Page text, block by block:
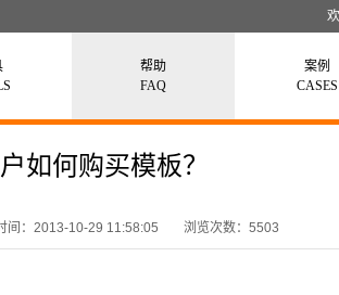
帮助
FAQ
案例
CASES
如何购买模板？
间：2013-10-29 11:58:05 浏览次数：5503